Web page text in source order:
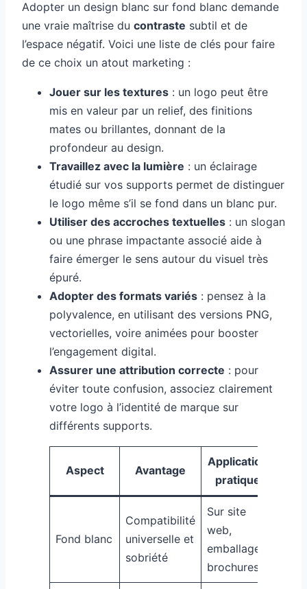
Adopter un design blanc sur fond blanc demande
une vraie maîtrise du contraste subtil et de
l’espace négatif. Voici une liste de clés pour faire
de ce choix un atout marketing :
Jouer sur les textures : un logo peut être
mis en valeur par un relief, des finitions
mates ou brillantes, donnant de la
profondeur au design.
Travaillez avec la lumière : un éclairage
étudié sur vos supports permet de distinguer
le logo même s’il se fond dans un blanc pur.
Utiliser des accroches textuelles : un slogan
ou une phrase impactante associé aide à
faire émerger le sens autour du visuel très
épuré.
Adopter des formats variés : pensez à la
polyvalence, en utilisant des versions PNG,
vectorielles, voire animées pour booster
l’engagement digital.
Assurer une attribution correcte : pour
éviter toute confusion, associez clairement
votre logo à l’identité de marque sur
différents supports.
Aspect Avantage
Application
pratique
Fond blanc
Compatibilité
universelle et
sobriété
Sur site
web,
emballages,
brochures